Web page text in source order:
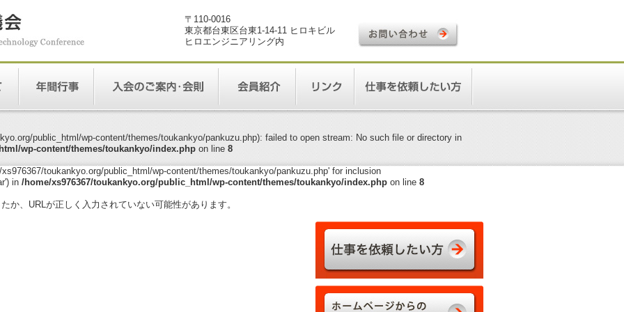
〒110-0016
東京都台東区台東1-14-11 ヒロキビル
ヒロエンジニアリング内
public_html/wp-content/themes/toukankyo/pankuzu.php): failed to open stream: No such file or directory in
wp-content/themes/toukankyo/index.phpon line8
toukankyo.org/public_html/wp-content/themes/toukankyo/pankuzu.php' for inclusion
in /home/xs976367/toukankyo.org/public_html/wp-content/themes/toukankyo/index.phpon line 8
か、URLが正しく入力されていない可能性があります。